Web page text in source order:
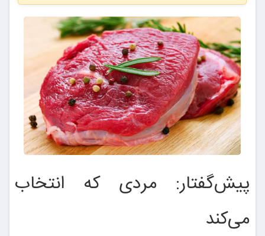
پیش‌گفتار: مردی که انتخاب
می‌کند